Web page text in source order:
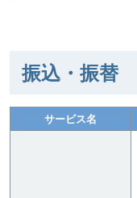
振込・振替
サービス名